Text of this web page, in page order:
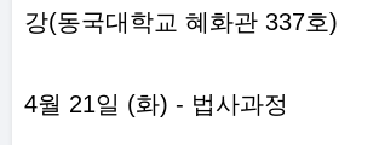
강(동국대학교 혜화관 337호)
4월 21일 (화) - 법사과정